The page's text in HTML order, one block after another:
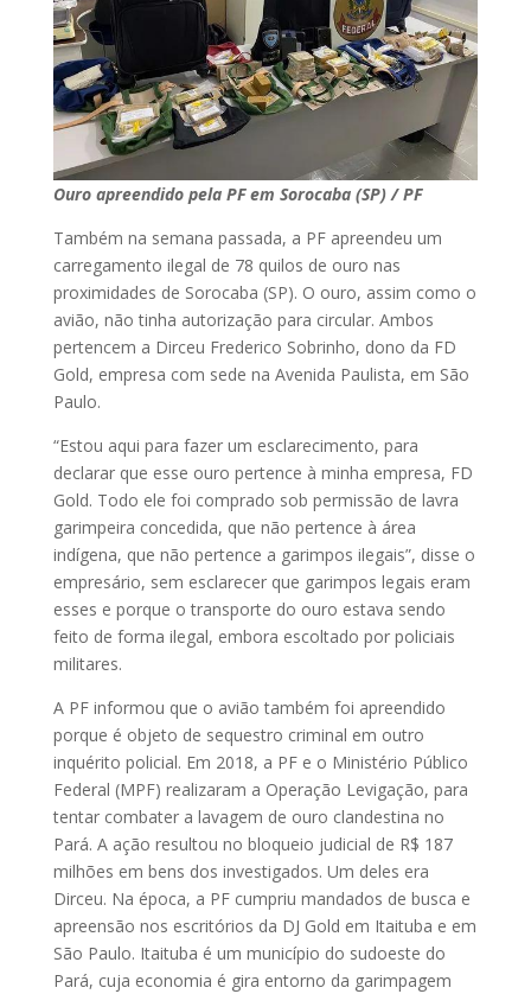
Ouro apreendido pela PF em Sorocaba (SP) / PF
Também na semana passada, a PF apreendeu um
carregamento ilegal de 78 quilos de ouro nas
proximidades de Sorocaba (SP). O ouro, assim como o
avião, não tinha autorização para circular. Ambos
pertencem a Dirceu Frederico Sobrinho, dono da FD
Gold, empresa com sede na Avenida Paulista, em São
Paulo.
“Estou aqui para fazer um esclarecimento, para
declarar que esse ouro pertence à minha empresa, FD
Gold. Todo ele foi comprado sob permissão de lavra
garimpeira concedida, que não pertence à área
indígena, que não pertence a garimpos ilegais”, disse o
empresário, sem esclarecer que garimpos legais eram
esses e porque o transporte do ouro estava sendo
feito de forma ilegal, embora escoltado por policiais
militares.
A PF informou que o avião também foi apreendido
porque é objeto de sequestro criminal em outro
inquérito policial. Em 2018, a PF e o Ministério Público
Federal (MPF) realizaram a Operação Levigação, para
tentar combater a lavagem de ouro clandestina no
Pará. A ação resultou no bloqueio judicial de R$ 187
milhões em bens dos investigados. Um deles era
Dirceu. Na época, a PF cumpriu mandados de busca e
apreensão nos escritórios da DJ Gold em Itaituba e em
São Paulo. Itaituba é um município do sudoeste do
Pará, cuja economia é gira entorno da garimpagem